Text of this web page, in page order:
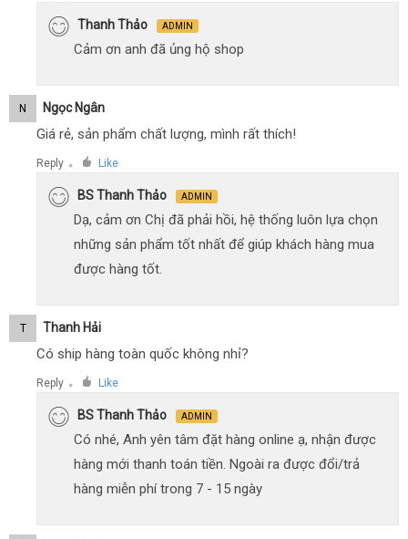
Thanh Thảo ADMIN
Cảm ơn anh đã ủng hộ shop
N Ngọc Ngân
Giá rẻ, sản phẩm chất lượng, mình rất thích!
Reply ● Like
BS Thanh Thảo ADMIN
Dạ, cảm ơn Chị đã phải hồi, hệ thống luôn lựa chọn
những sản phẩm tốt nhất để giúp khách hàng mua
được hàng tốt.
T Thanh Hải
Có ship hàng toàn quốc không nhỉ?
Reply ● Like
BS Thanh Thảo ADMIN
Có nhé, Anh yên tâm đặt hàng online ạ, nhận được
hàng mới thanh toán tiền. Ngoài ra được đổi/trả
hàng miễn phí trong 7 - 15 ngày